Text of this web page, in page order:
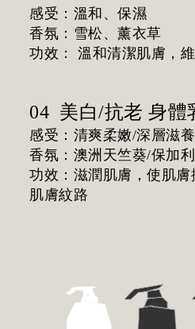
感受：溫和、保濕
香氛：雪松、薰衣草
功效： 溫和清潔肌膚，
04 美白/抗老 身體
感受：清爽柔嫩/深層滋養
香氛：澳洲天竺葵/保加
功效：滋潤肌膚，使肌
肌膚紋路